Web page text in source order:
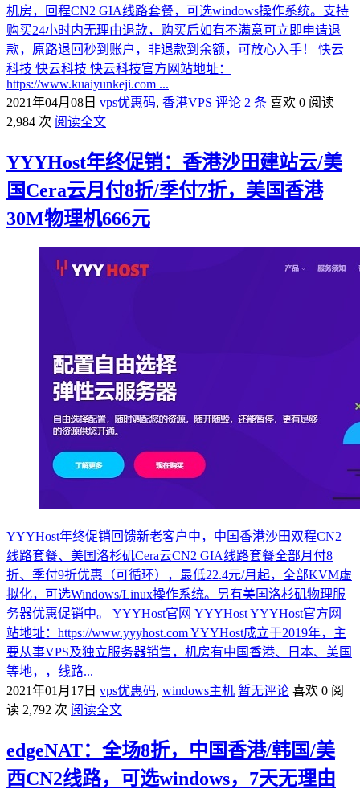
机房，回程CN2 GIA线路套餐，可选windows操作系统。支持
购买24小时内无理由退款，购买后如有不满意可立即申请退
款，原路退回秒到账户，非退款到余额，可放心入手！ 快云
科技 快云科技 快云科技官方网站地址：
https://www.kuaiyunkeji.com ...
2021年04月08日 vps优惠码, 香港VPS 评论 2 条 喜欢 0 阅读
2,984 次 阅读全文
YYYHost年终促销：香港沙田建站云/美
国Cera云月付8折/季付7折，美国香港
30M物理机666元
YYYHost年终促销回馈新老客户中，中国香港沙田双程CN2
线路套餐、美国洛杉矶Cera云CN2 GIA线路套餐全部月付8
折、季付9折优惠（可循环），最低22.4元/月起，全部KVM虚
拟化，可选Windows/Linux操作系统。另有美国洛杉矶物理服
务器优惠促销中。 YYYHost官网 YYYHost YYYHost官方网
站地址：https://www.yyyhost.com YYYHost成立于2019年，主
要从事VPS及独立服务器销售，机房有中国香港、日本、美国
等地，，线路...
2021年01月17日 vps优惠码, windows主机 暂无评论 喜欢 0 阅
读 2,792 次 阅读全文
edgeNAT：全场8折，中国香港/韩国/美
西CN2线路，可选windows，7天无理由